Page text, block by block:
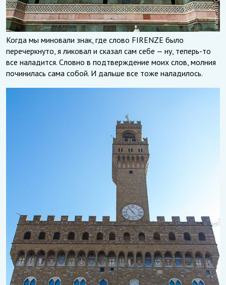
Когда мы миновали знак, где слово FIRENZE было
перечеркнуто, я ликовал и сказал сам себе — ну, теперь-то
все наладится. Словно в подтверждение моих слов, молния
починилась сама собой. И дальше все тоже наладилось.